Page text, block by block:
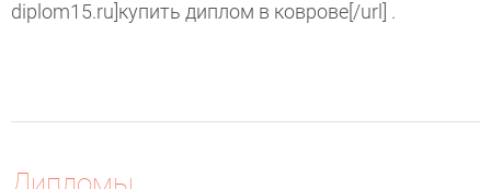
diplom15.ru]купить диплом в коврове[/url] .